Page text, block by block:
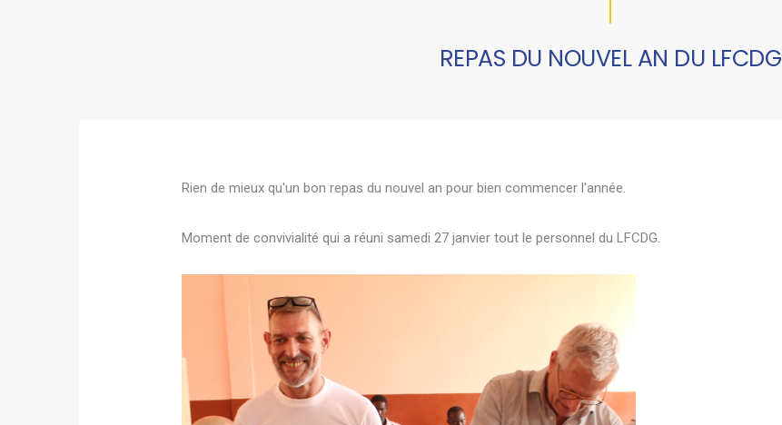
REPAS DU NOUVEL AN DU LFCDG
Rien de mieux qu'un bon repas du nouvel an pour bien commencer l'année.
Moment de convivialité qui a réuni samedi 27 janvier tout le personnel du LFCDG.